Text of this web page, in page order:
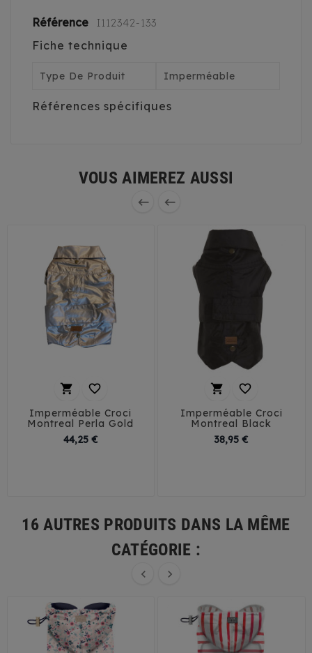
Référence I112342-133
Fiche technique
Type De Produit Imperméable
Références spécifiques
VOUS AIMEREZ AUSSI
 
 
Imperméable Croci
Montreal Perla Gold
44,25 €Prix
 
Imperméable Croci
Montreal Black
38,95 €
16 AUTRES PRODUITS DANS LA MÊME
CATÉGORIE :
 